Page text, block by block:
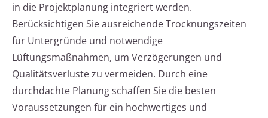
in die Projektplanung integriert werden.
Berücksichtigen Sie ausreichende Trocknungszeiten
für Untergründe und notwendige
Lüftungsmaßnahmen, um Verzögerungen und
Qualitätsverluste zu vermeiden. Durch eine
durchdachte Planung schaffen Sie die besten
Voraussetzungen für ein hochwertiges und